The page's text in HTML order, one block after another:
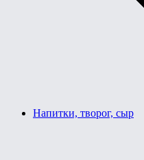
Напитки, творог, сыр